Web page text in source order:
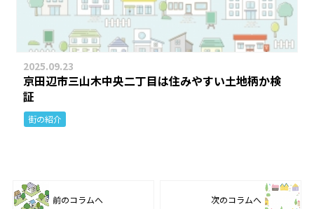
2025.09.23
京田辺市三山木中央二丁目は住みやすい土地柄か検
証
街の紹介
前のコラムへ 次のコラムへ